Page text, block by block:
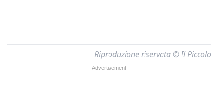
Riproduzione riservata © Il Piccolo